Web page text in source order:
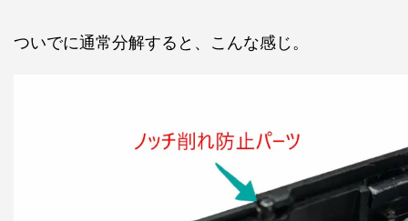
ついでに通常分解すると、こんな感じ。